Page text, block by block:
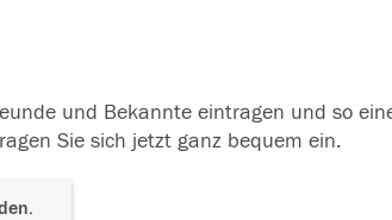
und Bekannte eintragen und so
Sie sich jetzt ganz bequem ein.